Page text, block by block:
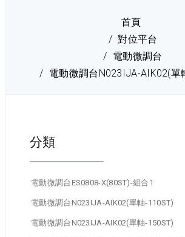
首頁
對位平台
電動微調台
電動微調台N023IJA-AIK02(單
分類
電動微調台ES0808-X(80ST)-組合1
電動微調台N023IJA-AIK02(單軸-110ST)
電動微調台N023IJA-AIK02(單軸-150ST)